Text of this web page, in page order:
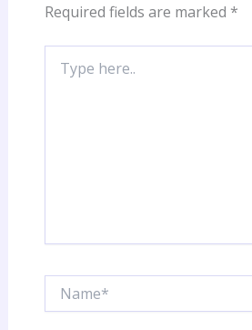
Required fields are marked *
here..